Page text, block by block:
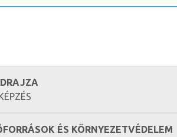
ÉS KÖRNYEZETVÉDELEM